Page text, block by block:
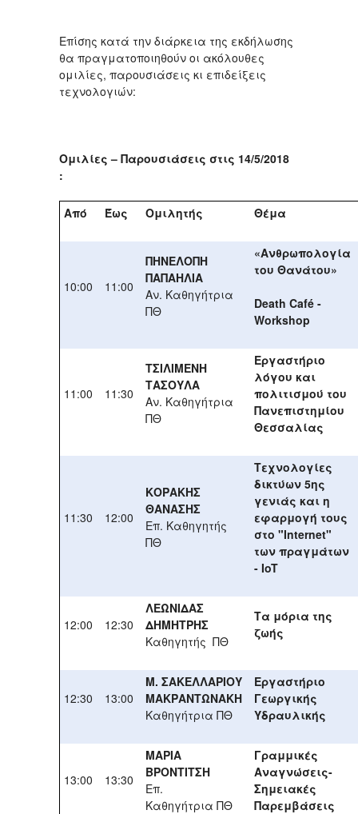
Επίσης κατά την διάρκεια της εκδήλωσης
θα πραγματοποιηθούν οι ακόλουθες
ομιλίες, παρουσιάσεις κι επιδείξεις
τεχνολογιών:
Ομιλίες – Παρουσιάσεις στις 14/5/2018
:
Από Έως Ομιλητής Θέμα
10:00 11:00
ΠΗΝΕΛΟΠΗ
ΠΑΠΑΗΛΙΑ
Αν. Καθηγήτρια
ΠΘ
«Ανθρωπολογία
του Θανάτου»
Death Café -
Workshop
11:00 11:30
ΤΣΙΛΙΜΕΝΗ
ΤΑΣΟΥΛΑ
Αν. Καθηγήτρια
ΠΘ
Εργαστήριο
λόγου και
πολιτισμού του
Πανεπιστημίου
Θεσσαλίας
11:30 12:00
ΚΟΡΑΚΗΣ
ΘΑΝΑΣΗΣ
Επ. Καθηγητής
ΠΘ
Τεχνολογίες
δικτύων 5ης
γενιάς και η
εφαρμογή τους
στο "Internet"
των πραγμάτων
- IoT
12:00 12:30
ΛΕΩΝΙΔΑΣ
ΔΗΜΗΤΡΗΣ
Καθηγητής ΠΘ
Τα μόρια της
ζωής
12:30 13:00
Μ. ΣΑΚΕΛΛΑΡΙΟΥ
ΜΑΚΡΑΝΤΩΝΑΚΗ
Καθηγήτρια ΠΘ
Εργαστήριο
Γεωργικής
Υδραυλικής
13:00 13:30
ΜΑΡΙΑ
ΒΡΟΝΤΙΤΣΗ
Επ.
Καθηγήτρια ΠΘ
Γραμμικές
Αναγνώσεις-
Σημειακές
Παρεμβάσεις